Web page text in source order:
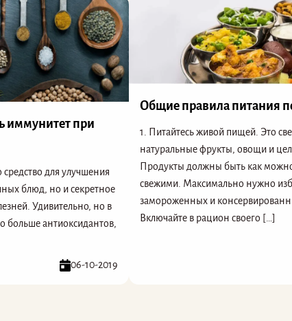
иммунитет при
для улучшения
блюд, но и секретное
Удивительно, но в
больше антиоксидантов,
06-10-2019
Общие правила питания
1. Питайтесь живой пищей. Это
натуральные фрукты, овощи и
Продукты должны быть как
свежими. Максимально нужно
замороженных и
Включайте в рацион своего […]